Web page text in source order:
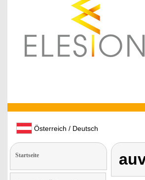
Österreich / Deutsch
Startseite